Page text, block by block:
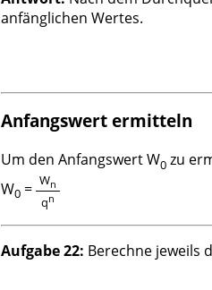
anfänglichen Wertes.
Anfangswert ermitteln
Um den Anfangswert W0 zu
W0 = Wn
qn
Aufgabe 22: Berechne jeweils